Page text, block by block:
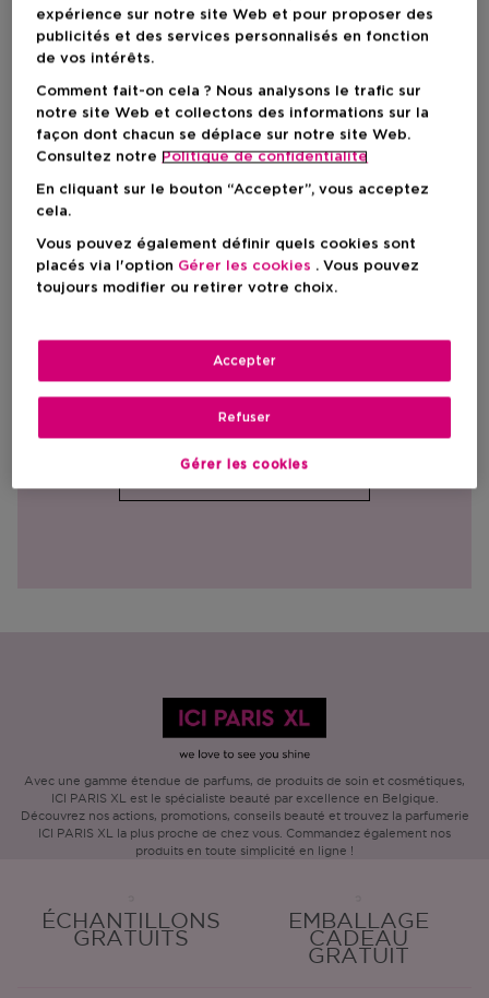
idéal ? Laissez-vous conseiller et inspirer par nos Beauty
Advisors dans l'un de nos magasins, grâce à notreservice
d'échantillons gratuits
Première introduction
Nous vous offrons - sans aucune obligation - une première
introduction à nos produits ! Grâce à notre service
d’échantillon gratuit, vous pouvez tester nos produits de
beauté chez vous en toute tranquillité.
Passez donc dans notre parfumerie, demandez vos
échantillons préférés et craquez pour votre favori en full
Avec une gamme étendue de parfums, de produits de soin et cosmétiques,
ICI PARIS XL est le spécialiste beauté par excellence en Belgique.
Découvrez nos actions, promotions, conseils beauté et trouvez la parfumerie
ICI PARIS XL la plus proche de chez vous. Commandez également nos
produits en toute simplicité en ligne !
ÉCHANTILLONS
GRATUITS
EMBALLAGE
CADEAU
GRATUIT
expérience sur notre site Web et pour proposer des
publicités et des services personnalisés en fonction
de vos intérêts.
Comment fait-on cela ? Nous analysons le trafic sur
notre site Web et collectons des informations sur la
façon dont chacun se déplace sur notre site Web.
Consultez notre Politique de confidentialite
En cliquant sur le bouton “Accepter”, vous acceptez
cela.
Vous pouvez également définir quels cookies sont
placés via l'option Gérer les cookies . Vous pouvez
toujours modifier ou retirer votre choix.
Gérer les cookies
Refuser
Accepter